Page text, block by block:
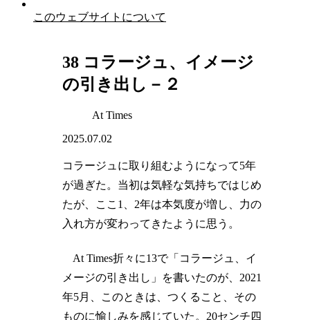
このウェブサイトについて
38 コラージュ、イメージ
の引き出し－２
At Times
2025.07.02
コラージュに取り組むようになって5年
が過ぎた。当初は気軽な気持ちではじめ
たが、ここ1、2年は本気度が増し、力の
入れ方が変わってきたように思う。
At Times折々に13で「コラージュ、イ
メージの引き出し」を書いたのが、2021
年5月、このときは、つくること、その
ものに愉しみを感じていた。20センチ四